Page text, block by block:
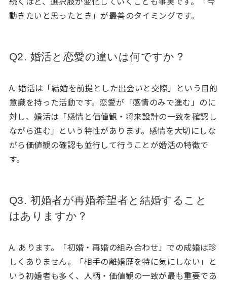
動きたいと思ったとき」が最善のタイミングです。
Q2. 婚活と恋愛の違いは何ですか？
A. 婚活は「結婚を前提とした出会いと交際」という目的
意識を持った活動です。恋愛が「感情のみで進む」のに
対し、婚活は「感情と価値観・将来設計の一致を確認し
ながら進む」という特性があります。感情を大切にしな
がら価値観の確認も並行して行うことが婚活の特徴で
す。
Q3. 初婚者が再婚希望者と結婚すること
はありますか？
A. あります。「初婚・再婚の組み合わせ」での成婚は珍
しくありません。「相手の離婚歴を特に気にしない」と
いう初婚者も多く、人柄・価値観の一致が最も重要であ